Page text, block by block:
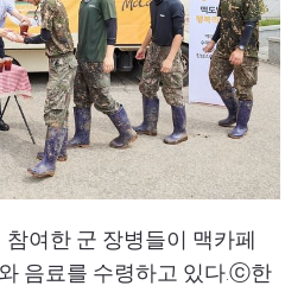
여한 군 장병들이 맥카페
음료를 수령하고 있다.ⓒ한